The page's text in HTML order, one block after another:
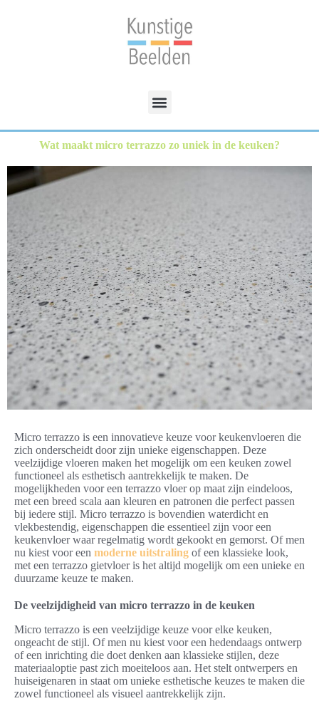
Wat maakt micro terrazzo zo uniek in de keuken?
Micro terrazzo is een innovatieve keuze voor keukenvloeren die
zich onderscheidt door zijn unieke eigenschappen. Deze
veelzijdige vloeren maken het mogelijk om een keuken zowel
functioneel als esthetisch aantrekkelijk te maken. De
mogelijkheden voor een terrazzo vloer op maat zijn eindeloos,
met een breed scala aan kleuren en patronen die perfect passen
bij iedere stijl. Micro terrazzo is bovendien waterdicht en
vlekbestendig, eigenschappen die essentieel zijn voor een
keukenvloer waar regelmatig wordt gekookt en gemorst. Of men
nu kiest voor een moderne uitstraling of een klassieke look,
met een terrazzo gietvloer is het altijd mogelijk om een unieke en
duurzame keuze te maken.
De veelzijdigheid van micro terrazzo in de keuken
Micro terrazzo is een veelzijdige keuze voor elke keuken,
ongeacht de stijl. Of men nu kiest voor een hedendaags ontwerp
of een inrichting die doet denken aan klassieke stijlen, deze
materiaaloptie past zich moeiteloos aan. Het stelt ontwerpers en
huiseigenaren in staat om unieke esthetische keuzes te maken die
zowel functioneel als visueel aantrekkelijk zijn.